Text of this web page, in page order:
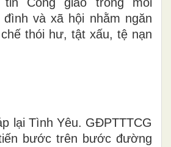
và xã hội nhằm ngăn
thói hư, tật xấu, tệ nạn
lại Tình Yêu. GĐPTTTCG
bước trên bước đường